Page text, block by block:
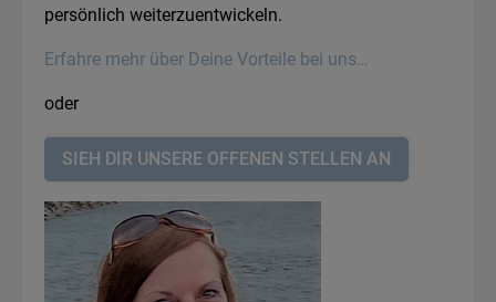
persönlich weiterzuentwickeln.
Erfahre mehr über Deine Vorteile bei uns
oder
SIEH DIR UNSERE OFFENEN STELLEN AN